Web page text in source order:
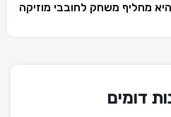
מחליף משחק לחובבי מוזיקה
דומים